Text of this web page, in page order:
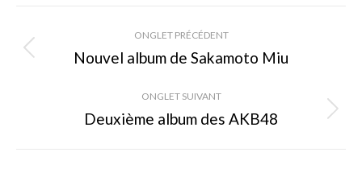
Navigation
de
commentaire
ONGLET PRÉCÉDENT
Onglet
Nouvel album de Sakamoto Miu
ONGLET SUIVANT
Onglet
Deuxième album des AKB48